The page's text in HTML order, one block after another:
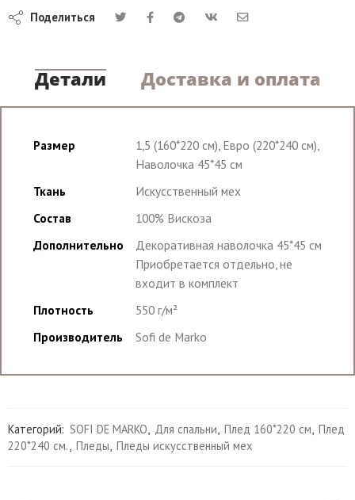
Поделиться
Детали Доставка и оплата
Размер
1,5 (160*220 см), Евро (220*240 см),
Наволочка 45*45 см
Ткань
Искусственный мех
Состав
100% Вискоза
Дополнительно
Декоративная наволочка 45*45 см
Приобретается отдельно, не
входит в комплект
Плотность
550 г/м²
Производитель
Sofi de Marko
Категорий: SOFI DE MARKO, Для спальни, Плед 160*220 см, Плед
220*240 см., Пледы, Пледы искусственный мех